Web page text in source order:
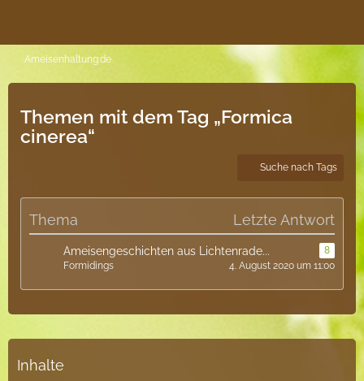
Ameisenhaltung.de
Themen mit dem Tag „Formica
cinerea“
Suche nach Tags
Thema Letzte Antwort
Ameisengeschichten aus Lichtenrade...
8
Formidings
4. August 2020 um 11:00
Inhalte